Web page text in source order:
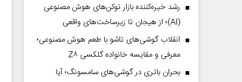
رشد خیره‌کننده بازار توکن‌های هوش مصنوعی
(AI)؛ از هیجان تا زیرساخت‌های واقعی
انقلاب گوشی‌های تاشو‌ با طعم هوش مصنوعی؛
معرفی و مقایسه خانواده گلکسی Z۸
بحران باتری در گوشی‌های سامسونگ؛ آیا